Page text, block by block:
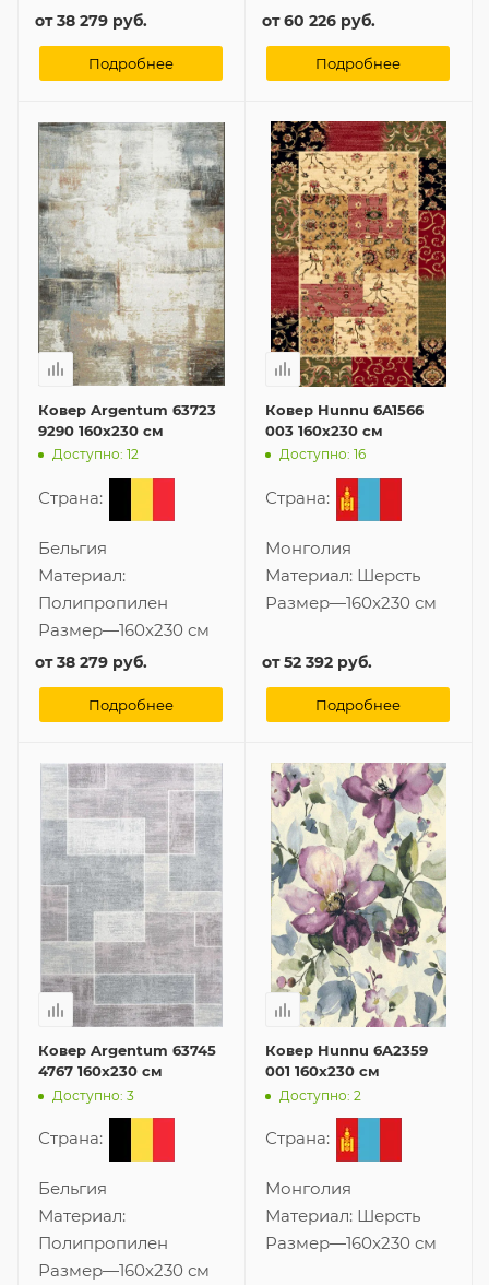
от38 279 руб.
Подробнее
от60 226 руб.
Подробнее
Ковер Argentum 63723
9290 160x230 см
Доступно: 12
Страна:
Бельгия
Материал:
Полипропилен
Размер—160x230 см
от38 279 руб.
Подробнее
Ковер Hunnu 6A1566
003 160x230 см
Доступно: 16
Страна:
Монголия
Материал: Шерсть
Размер—160x230 см
от52 392 руб.
Подробнее
Ковер Argentum 63745
4767 160x230 см
Доступно: 3
Страна:
Бельгия
Материал:
Полипропилен
Размер—160x230 см
Ковер Hunnu 6A2359
001 160x230 см
Доступно: 2
Страна:
Монголия
Материал: Шерсть
Размер—160x230 см